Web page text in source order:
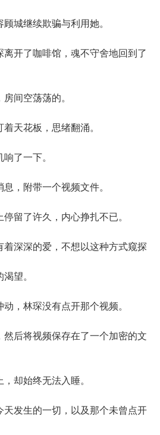
城继续欺骗与利用她。
开了咖啡馆，魂不守舍地回到了
间空荡荡的。
天花板，思绪翻涌。
了一下。
，附带一个视频文件。
了许久，内心挣扎不已。
深深的爱，不想以这种方式窥探
望。
林琛没有点开那个视频。
后将视频保存在了一个加密的文
却始终无法入睡。
发生的一切，以及那个未曾点开